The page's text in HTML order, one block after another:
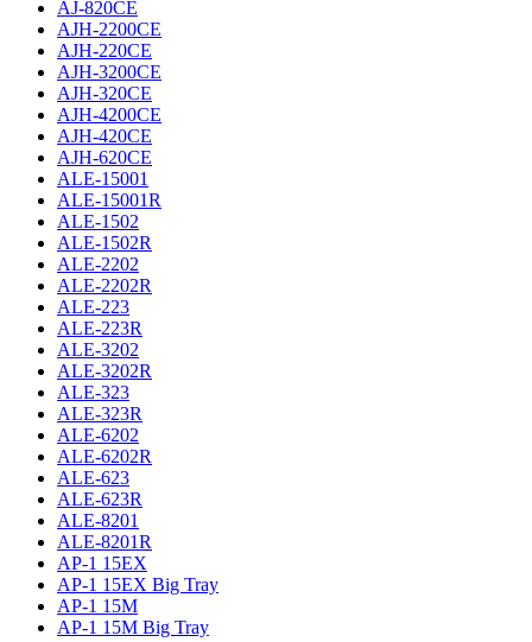
AJ-820CE
AJH-2200CE
AJH-220CE
AJH-3200CE
AJH-320CE
AJH-4200CE
AJH-420CE
AJH-620CE
ALE-15001
ALE-15001R
ALE-1502
ALE-1502R
ALE-2202
ALE-2202R
ALE-223
ALE-223R
ALE-3202
ALE-3202R
ALE-323
ALE-323R
ALE-6202
ALE-6202R
ALE-623
ALE-623R
ALE-8201
ALE-8201R
AP-1 15EX
AP-1 15EX Big Tray
AP-1 15M
AP-1 15M Big Tray